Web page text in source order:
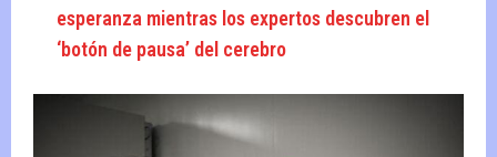
esperanza mientras los expertos descubren el
‘botón de pausa’ del cerebro